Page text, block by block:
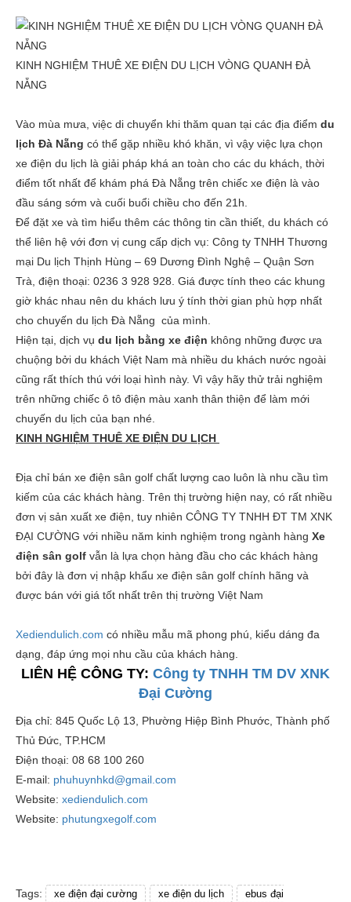
KINH NGHIỆM THUÊ XE ĐIỆN DU LỊCH VÒNG QUANH ĐÀ
NẴNG
Vào mùa mưa, việc di chuyển khi thăm quan tại các địa điểm du
lịch Đà Nẵng có thể gặp nhiều khó khăn, vì vậy việc lựa chọn
xe điện du lịch là giải pháp khá an toàn cho các du khách, thời
điểm tốt nhất để khám phá Đà Nẵng trên chiếc xe điện là vào
đầu sáng sớm và cuối buổi chiều cho đến 21h.
Để đặt xe và tìm hiểu thêm các thông tin cần thiết, du khách có
thể liên hệ với đơn vị cung cấp dịch vụ: Công ty TNHH Thương
mại Du lịch Thịnh Hùng – 69 Dương Đình Nghệ – Quận Sơn
Trà, điện thoại: 0236 3 928 928. Giá được tính theo các khung
giờ khác nhau nên du khách lưu ý tính thời gian phù hợp nhất
cho chuyến du lịch Đà Nẵng của mình.
Hiện tại, dịch vụ du lịch bằng xe điện không những được ưa
chuộng bởi du khách Việt Nam mà nhiều du khách nước ngoài
cũng rất thích thú với loại hình này. Vì vậy hãy thử trải nghiệm
trên những chiếc ô tô điện màu xanh thân thiện để làm mới
chuyến du lịch của bạn nhé.
KINH NGHIỆM THUÊ XE ĐIỆN DU LỊCH
Địa chỉ bán xe điện sân golf chất lượng cao luôn là nhu cầu tìm
kiếm của các khách hàng. Trên thị trường hiện nay, có rất nhiều
đơn vị sản xuất xe điện, tuy nhiên CÔNG TY TNHH ĐT TM XNK
ĐẠI CƯỜNG với nhiều năm kinh nghiệm trong ngành hàng Xe
điện sân golf vẫn là lựa chọn hàng đầu cho các khách hàng
bởi đây là đơn vị nhập khẩu xe điện sân golf chính hãng và
được bán với giá tốt nhất trên thị trường Việt Nam
Xediendulich.com có nhiều mẫu mã phong phú, kiểu dáng đa
dạng, đáp ứng mọi nhu cầu của khách hàng.
LIÊN HỆ CÔNG TY: Công ty TNHH TM DV XNK
Đại Cường
Địa chỉ: 845 Quốc Lộ 13, Phường Hiệp Bình Phước, Thành phố
Thủ Đức, TP.HCM
Điện thoại: 08 68 100 260
E-mail: phuhuynhkd@gmail.com
Website: xediendulich.com
Website: phutungxegolf.com
Tags: xe điện đại cường xe điện du lịch
ebus đại